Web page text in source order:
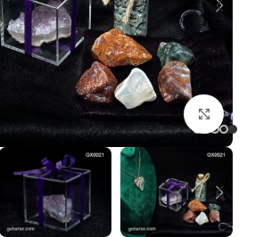
بزرگنمایی تصویر